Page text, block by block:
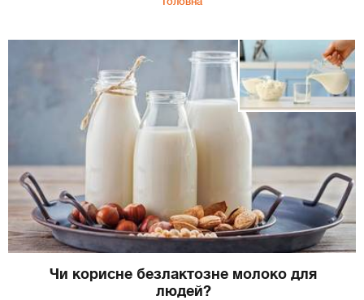
Чи корисне безлактозне молоко для
людей?